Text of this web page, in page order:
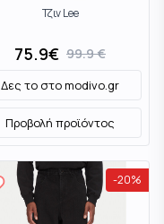
Τζιν Lee
75.9€ 99.9€
Δες το στοmodivo.gr
Προβολή προϊόντος
-20%